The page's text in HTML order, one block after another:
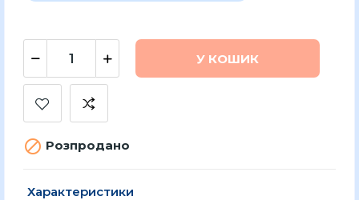
У КОШИК
 Розпродано
Характеристики